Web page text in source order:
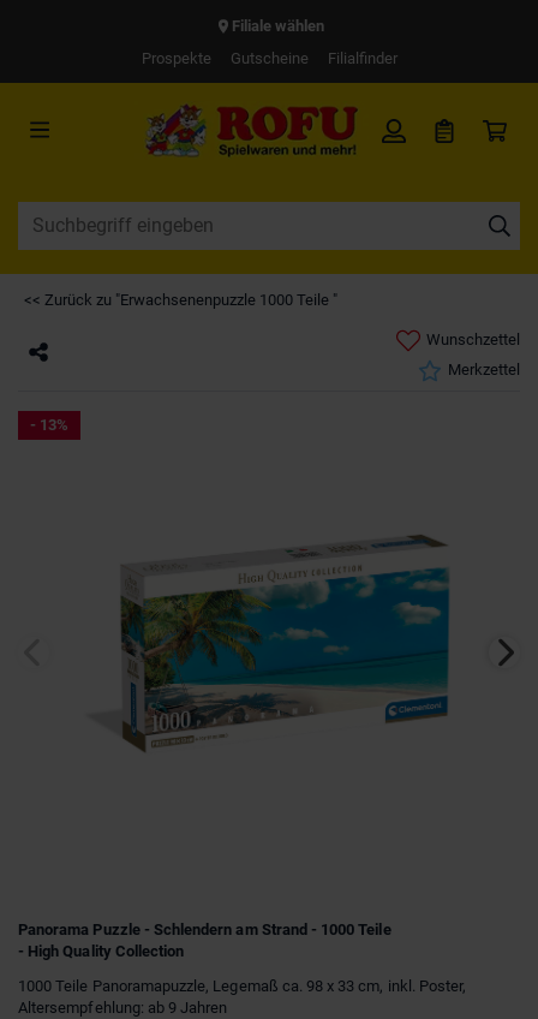
Filiale wählen
Prospekte
Gutscheine Filialfinder
<< Zurück zu "Erwachsenenpuzzle 1000 Teile "
Wunschzettel
Merkzettel
- 13%
Panorama Puzzle - Schlendern am Strand - 1000 Teile
- High Quality Collection
1000 Teile Panoramapuzzle, Legemaß ca. 98 x 33 cm, inkl. Poster,
Altersempfehlung: ab 9 Jahren